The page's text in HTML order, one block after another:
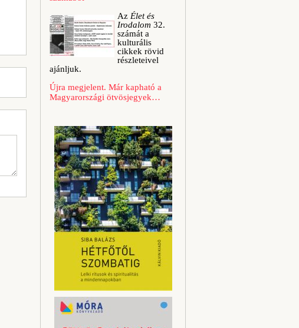
Az Élet és
Irodalom 32.
számát a
kulturális
cikkek rövid
részleteivel
ajánljuk.
Újra megjelent. Már kapható a
Magyarországi ötvösjegyek…